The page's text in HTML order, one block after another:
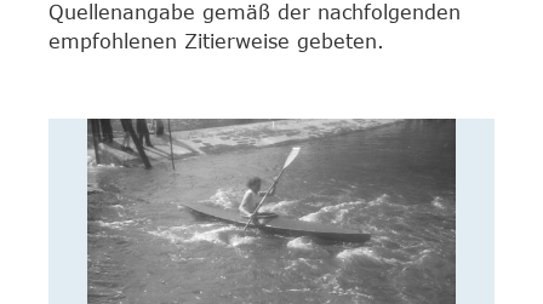
Quellenangabe gemäß der nachfolgenden
empfohlenen Zitierweise gebeten.